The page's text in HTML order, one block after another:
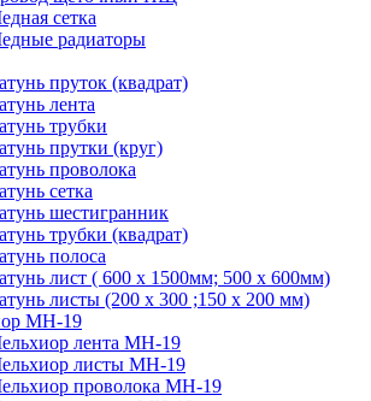
сетка
радиаторы
пруток (квадрат)
лента
трубки
прутки (круг)
проволока
сетка
шестигранник
трубки (квадрат)
полоса
лист ( 600 х 1500мм; 500 х 600мм)
листы (200 х 300 ;150 х 200 мм)
МН-19
лента МН-19
листы МН-19
проволока МН-19